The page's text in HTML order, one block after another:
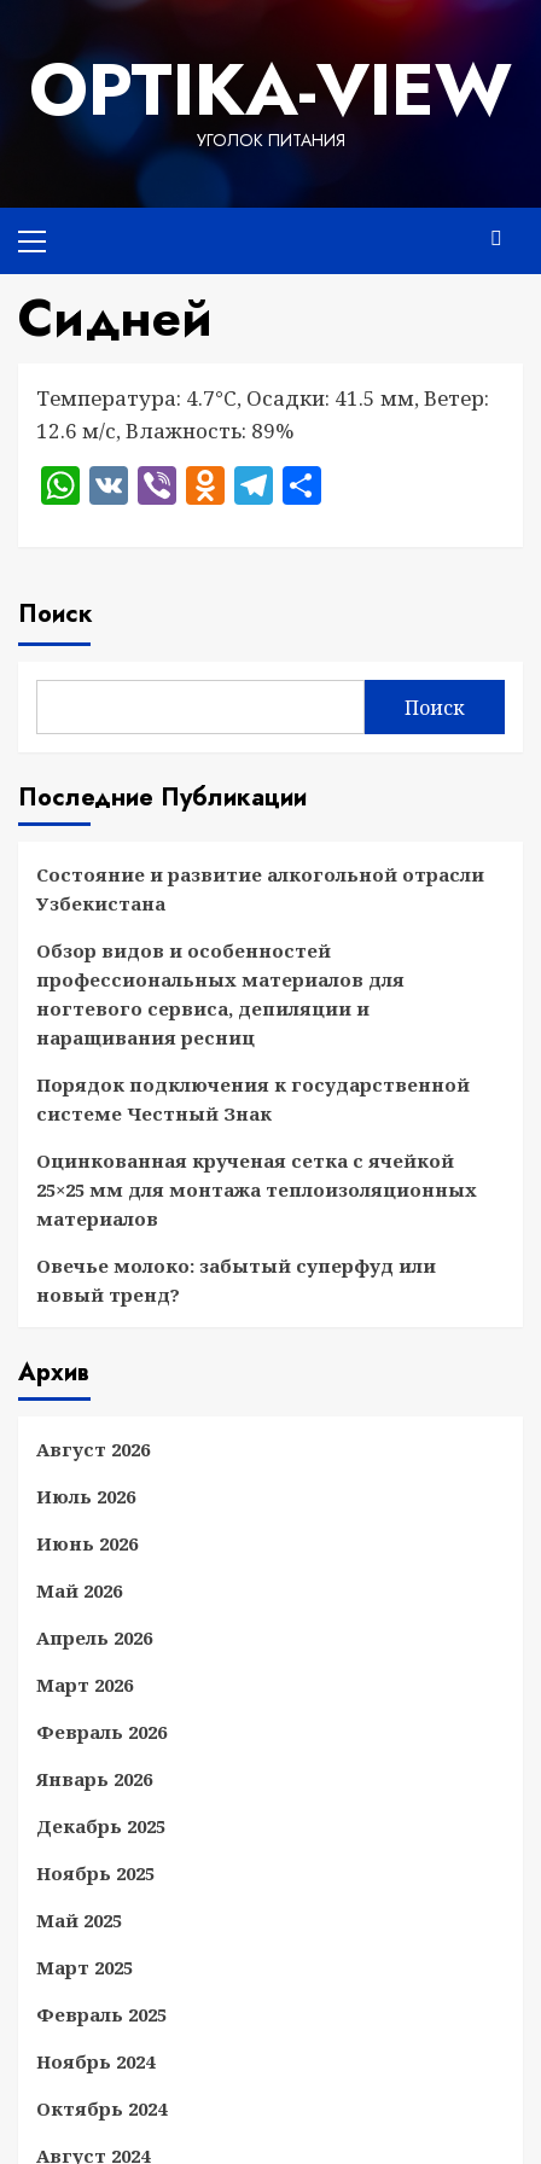
содержимому
OPTIKA-VIEW
УГОЛОК ПИТАНИЯ
меню
Сидней
Температура: 4.7°C, Осадки: 41.5 мм, Ветер:
12.6 м/с, Влажность: 89%
WhatsApp
VKViberOdnoklassniki
Telegram
Поиск
Поиск
Последние Публикации
Состояние и развитие алкогольной отрасли
Узбекистана
Обзор видов и особенностей
профессиональных материалов для
ногтевого сервиса, депиляции и
наращивания ресниц
Порядок подключения к государственной
системе Честный Знак
Оцинкованная крученая сетка с ячейкой
25×25 мм для монтажа теплоизоляционных
материалов
Овечье молоко: забытый суперфуд или
новый тренд?
Архив
Август 2026
Июль 2026
Июнь 2026
Май 2026
Апрель 2026
Март 2026
Февраль 2026
Январь 2026
Декабрь 2025
Ноябрь 2025
Май 2025
Март 2025
Февраль 2025
Ноябрь 2024
Октябрь 2024
Август 2024